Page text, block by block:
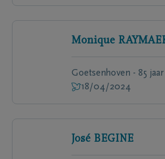
Monique
Goetsenhoven - 85 jaar
18/04/2024
José BEGINE